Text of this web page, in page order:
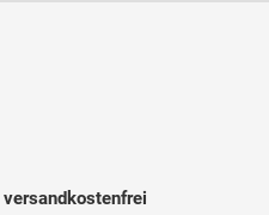
versandkostenfrei